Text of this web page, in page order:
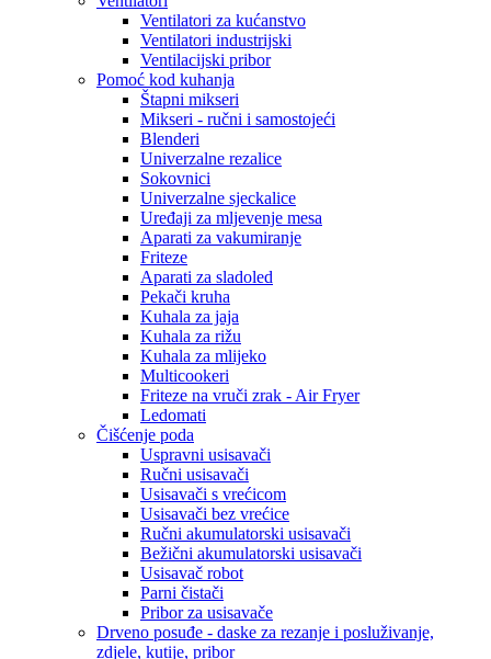
Ventilatori za kućanstvo
Ventilatori industrijski
Ventilacijski pribor
Pomoć kod kuhanja
Štapni mikseri
Mikseri - ručni i samostojeći
Blenderi
Univerzalne rezalice
Sokovnici
Univerzalne sjeckalice
Uređaji za mljevenje mesa
Aparati za vakumiranje
Friteze
Aparati za sladoled
Pekači kruha
Kuhala za jaja
Kuhala za rižu
Kuhala za mlijeko
Multicookeri
Friteze na vruči zrak - Air Fryer
Ledomati
Čišćenje poda
Uspravni usisavači
Ručni usisavači
Usisavači s vrećicom
Usisavači bez vrećice
Ručni akumulatorski usisavači
Bežični akumulatorski usisavači
Usisavač robot
Parni čistači
Pribor za usisavače
Drveno posuđe - daske za rezanje i posluživanje,
zdjele, kutije, pribor